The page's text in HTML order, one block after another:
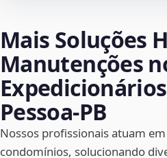
Mais Soluções
Manutenções
Pessoa‑PB
Nossos profissionais atuam
condomínios, solucionando